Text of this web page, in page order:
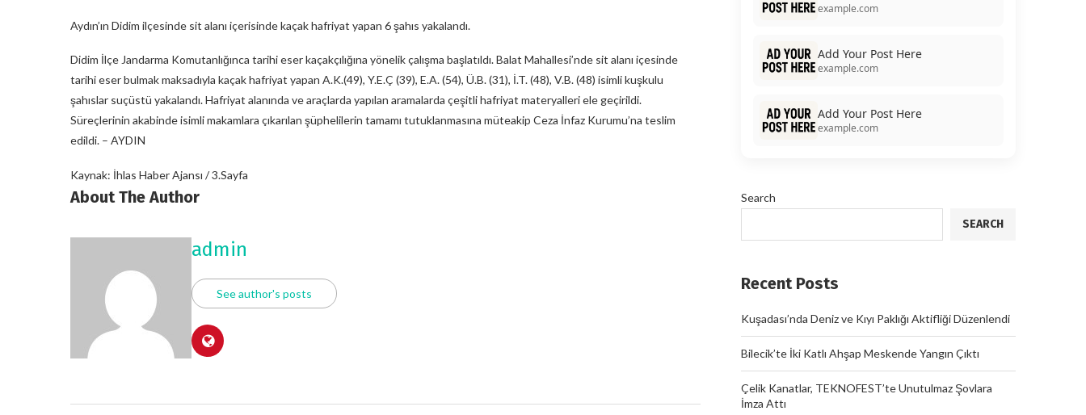
Aydın’ın Didim ilçesinde sit alanı içerisinde kaçak hafriyat yapan 6 şahıs yakalandı.
Didim İlçe Jandarma Komutanlığınca tarihi eser kaçakçılığına yönelik çalışma başlatıldı. Balat Mahallesi’nde sit alanı içesinde
tarihi eser bulmak maksadıyla kaçak hafriyat yapan A.K.(49), Y.E.Ç (39), E.A. (54), Ü.B. (31), İ.T. (48), V.B. (48) isimli kuşkulu
şahıslar suçüstü yakalandı. Hafriyat alanında ve araçlarda yapılan aramalarda çeşitli hafriyat materyalleri ele geçirildi.
Süreçlerinin akabinde isimli makamlara çıkarılan şüphelilerin tamamı tutuklanmasına müteakip Ceza İnfaz Kurumu’na teslim
edildi. – AYDIN
Kaynak: İhlas Haber Ajansı / 3.Sayfa
About The Author
admin
See author's posts
example.com
Add Your Post Here
example.com
Add Your Post Here
example.com
Search
SEARCH
Recent Posts
Kuşadası’nda Deniz ve Kıyı Paklığı Aktifliği Düzenlendi
Bilecik’te İki Katlı Ahşap Meskende Yangın Çıktı
Çelik Kanatlar, TEKNOFEST’te Unutulmaz Şovlara
İmza Attı